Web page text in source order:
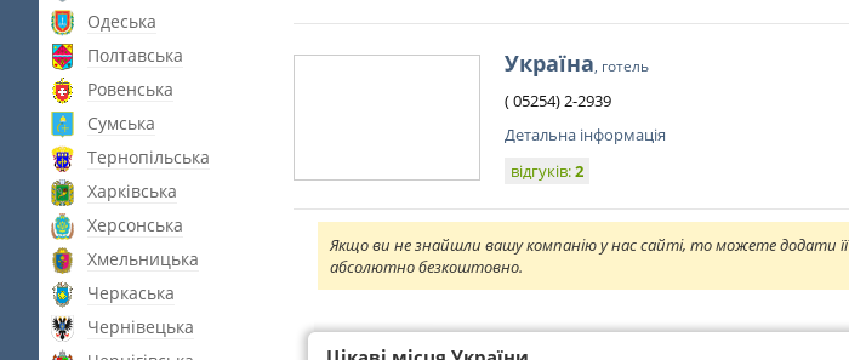
Одеська
Полтавська
Ровенська
Сумська
Тернопільська
Харківська
Херсонська
Хмельницька
Черкаська
Чернівецька
Україна, готель
( 05254) 2-2939
Детальна інформація
відгуків:2
Якщо ви не знайшли вашу компанію у нас сайті, то можете додати її
абсолютно безкоштовно.